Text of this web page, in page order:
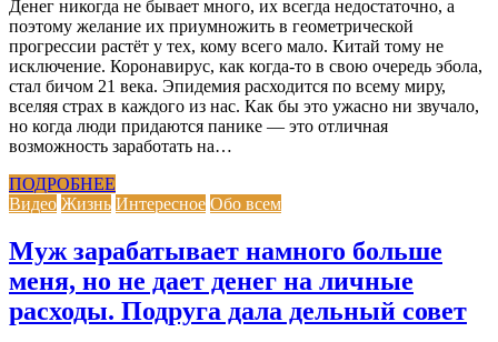
Денег никогда не бывает много, их всегда недостаточно, а
поэтому желание их приумножить в геометрической
прогрессии растёт у тех, кому всего мало. Китай тому не
исключение. Коронавирус, как когда-то в свою очередь эбола,
стал бичом 21 века. Эпидемия расходится по всему миру,
вселяя страх в каждого из нас. Как бы это ужасно ни звучало,
но когда люди придаются панике — это отличная
возможность заработать на…
ПОДРОБНЕЕ
Видео Жизнь Интересное Обо всем
Муж зарабатывает намного больше
меня, но не дает денег на личные
расходы. Подруга дала дельный совет